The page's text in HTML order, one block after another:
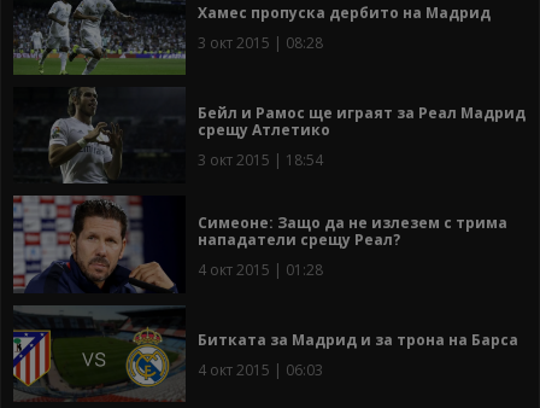
Хамес пропуска дербито на Мадрид
3 окт 2015 | 08:28
Бейл и Рамос ще играят за Реал Мадрид
срещу Атлетико
3 окт 2015 | 18:54
Симеоне: Защо да не излезем с трима
нападатели срещу Реал?
4 окт 2015 | 01:28
Битката за Мадрид и за трона на Барса
4 окт 2015 | 06:03